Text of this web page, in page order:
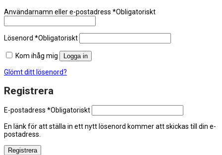
Användarnamn eller e-postadress *Obligatoriskt
Lösenord *Obligatoriskt
Kom ihåg mig Logga in
Glömt ditt lösenord?
Registrera
E-postadress *Obligatoriskt
En länk för att ställa in ett nytt lösenord kommer att skickas till din e-
postadress.
Registrera